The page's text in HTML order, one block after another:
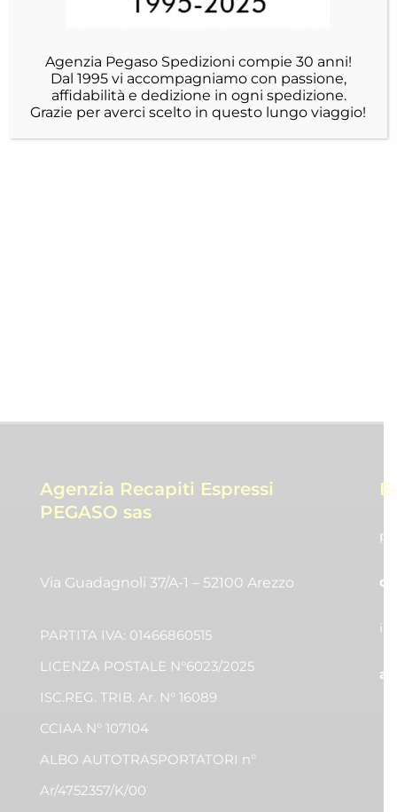
Agenzia Recapiti Espressi
PEGASO sas
Via Guadagnoli 37/A-1 – 52100 Arezzo
PARTITA IVA: 01466860515
LICENZA POSTALE N°6023/2025
ISC.REG. TRIB. Ar. N° 16089
CCIAA N° 107104
ALBO AUTOTRASPORTATORI n°
Ar/4752357/K/00
Agenzia Pegaso Spedizioni compie 30 anni!
Dal 1995 vi accompagniamo con passione,
affidabilità e dedizione in ogni spedizione.
Grazie per averci scelto in questo lungo viaggio!